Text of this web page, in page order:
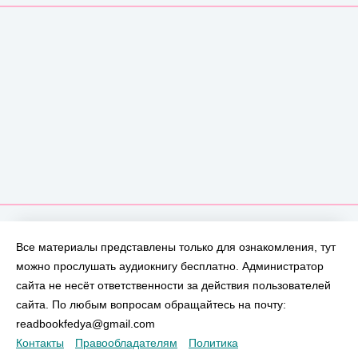
Все материалы представлены только для ознакомления, тут
можно прослушать аудиокнигу бесплатно. Администратор
сайта не несёт ответственности за действия пользователей
сайта. По любым вопросам обращайтесь на почту:
readbookfedya@gmail.com
Контакты
Правообладателям
Политика